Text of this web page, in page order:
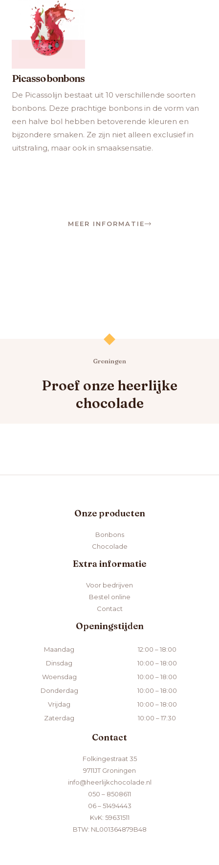
Picasso bonbons
De Picassolijn bestaat uit 10 verschillende soorten
bonbons. Deze prachtige bonbons in de vorm van
een halve bol hebben betoverende kleuren en
bijzondere smaken. Ze zijn niet alleen exclusief in
uitstraling, maar ook in smaaksensatie.
MEER INFORMATIE
Groningen
Proef onze heerlijke
chocolade
Onze producten
Bonbons
Chocolade
Extra informatie
Voor bedrijven
Bestel online
Contact
Openingstijden
Maandag
12:00 – 18:00
Dinsdag
10:00 – 18:00
Woensdag
10:00 – 18:00
Donderdag
10:00 – 18:00
Vrijdag
10:00 – 18:00
Zaterdag
10:00 – 17:30
Contact
Folkingestraat 35
9711JT Groningen
info@heerlijkchocolade.nl
050 – 8508611
06 – 51494443
KvK: 59631511
BTW: NL001364879B48